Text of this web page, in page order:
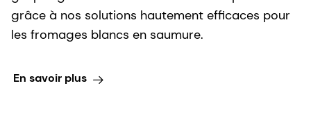
grâce à nos solutions hautement efficaces pour
les fromages blancs en saumure.
En savoir plus